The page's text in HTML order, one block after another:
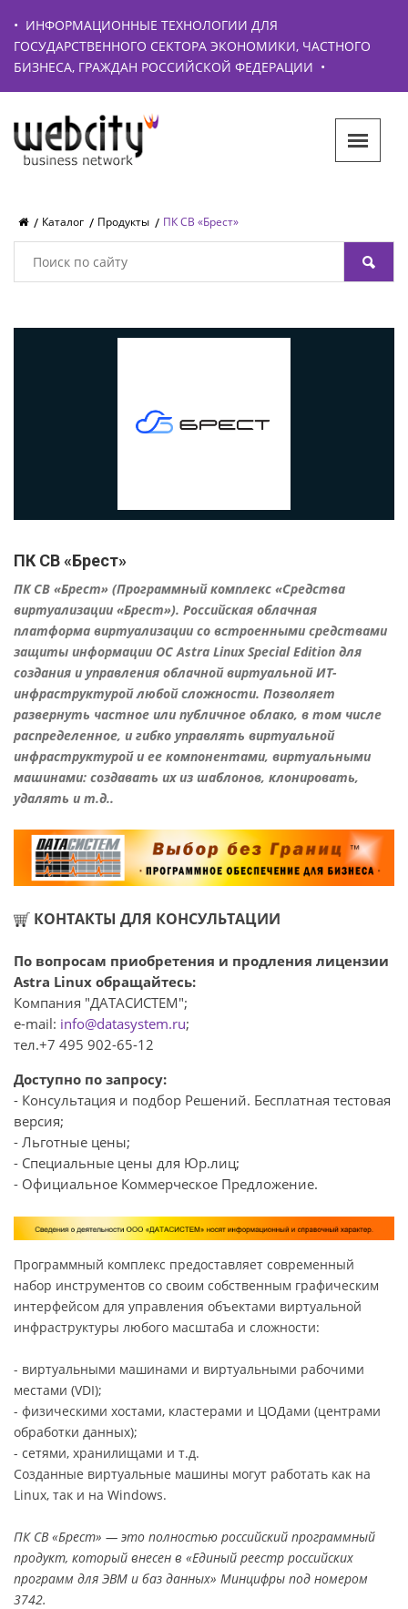
• ИНФОРМАЦИОННЫЕ ТЕХНОЛОГИИ ДЛЯ
ГОСУДАРСТВЕННОГО СЕКТОРА ЭКОНОМИКИ, ЧАСТНОГО
БИЗНЕСА, ГРАЖДАН РОССИЙСКОЙ ФЕДЕРАЦИИ •
Каталог Продукты ПК СВ «Брест»
ПК СВ «Брест»
ПК СВ «Брест» (Программный комплекс «Средства
виртуализации «Брест»). Российская облачная
платформа виртуализации со встроенными средствами
защиты информации ОС Astra Linux Special Edition для
создания и управления облачной виртуальной ИТ-
инфраструктурой любой сложности. Позволяет
развернуть частное или публичное облако, в том числе
распределенное, и гибко управлять виртуальной
инфраструктурой и ее компонентами, виртуальными
машинами: создавать их из шаблонов, клонировать,
удалять и т.д..
КОНТАКТЫ ДЛЯ КОНСУЛЬТАЦИИ
По вопросам приобретения и продления лицензии
Astra Linux обращайтесь:
Компания "ДАТАСИСТЕМ";
e-mail: info@datasystem.ru;
тел.+7 495 902-65-12
Доступно по запросу:
- Консультация и подбор Решений. Бесплатная тестовая
версия;
- Льготные цены;
- Специальные цены для Юр.лиц;
- Официальное Коммерческое Предложение.
Программный комплекс предоставляет современный
набор инструментов со своим собственным графическим
интерфейсом для управления объектами виртуальной
инфраструктуры любого масштаба и сложности:
- виртуальными машинами и виртуальными рабочими
местами (VDI);
- физическими хостами, кластерами и ЦОДами (центрами
обработки данных);
- сетями, хранилищами и т.д.
Созданные виртуальные машины могут работать как на
Linux, так и на Windows.
ПК СВ «Брест» — это полностью российский программный
продукт, который внесен в «Единый реестр российских
программ для ЭВМ и баз данных» Минцифры под номером
3742.